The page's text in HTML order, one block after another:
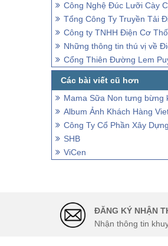
Công Nghệ Đúc Lưỡi Cày
Tổng Công Ty Truyền Tải
Công ty TNHH Điện Cơ
Những thông tin thú vị về
Cổng Thiên Đường Lem
Mama Sữa Non tưng bừng
Album Ảnh Khách Hàng
Công Ty Cổ Phần Xây
SHB
ViCen
ĐĂNG KÝ NHẬN
Nhận thông tin